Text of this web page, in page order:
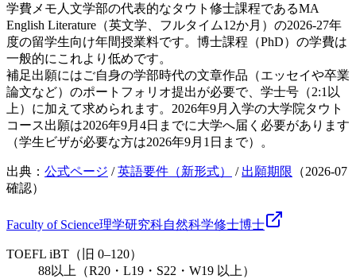
学費メモ 人文学部の代表的なタウト修士課程であるMA
English Literature（英文学、フルタイム12か月）の2026-27年
度の留学生向け年間授業料です。博士課程（PhD）の学費は
一般的にこれより低めです。
補足出願にはご自身の学部時代の文章作品（エッセイや卒業
論文など）のポートフォリオ提出が必要で、学士号（2:1以
上）に加えて求められます。2026年9月入学の大学院タウト
コース出願は2026年9月4日までに大学へ届く必要があります
（学生ビザが必要な方は2026年9月1日まで）。
出典： 公式ページ /英語要件（新形式） / 出願期限 （2026-07
確認）
Faculty of Science理学研究科自然科学修士博士
TOEFL iBT（旧 0–120）
88以上（R20・L19・S22・W19 以上）